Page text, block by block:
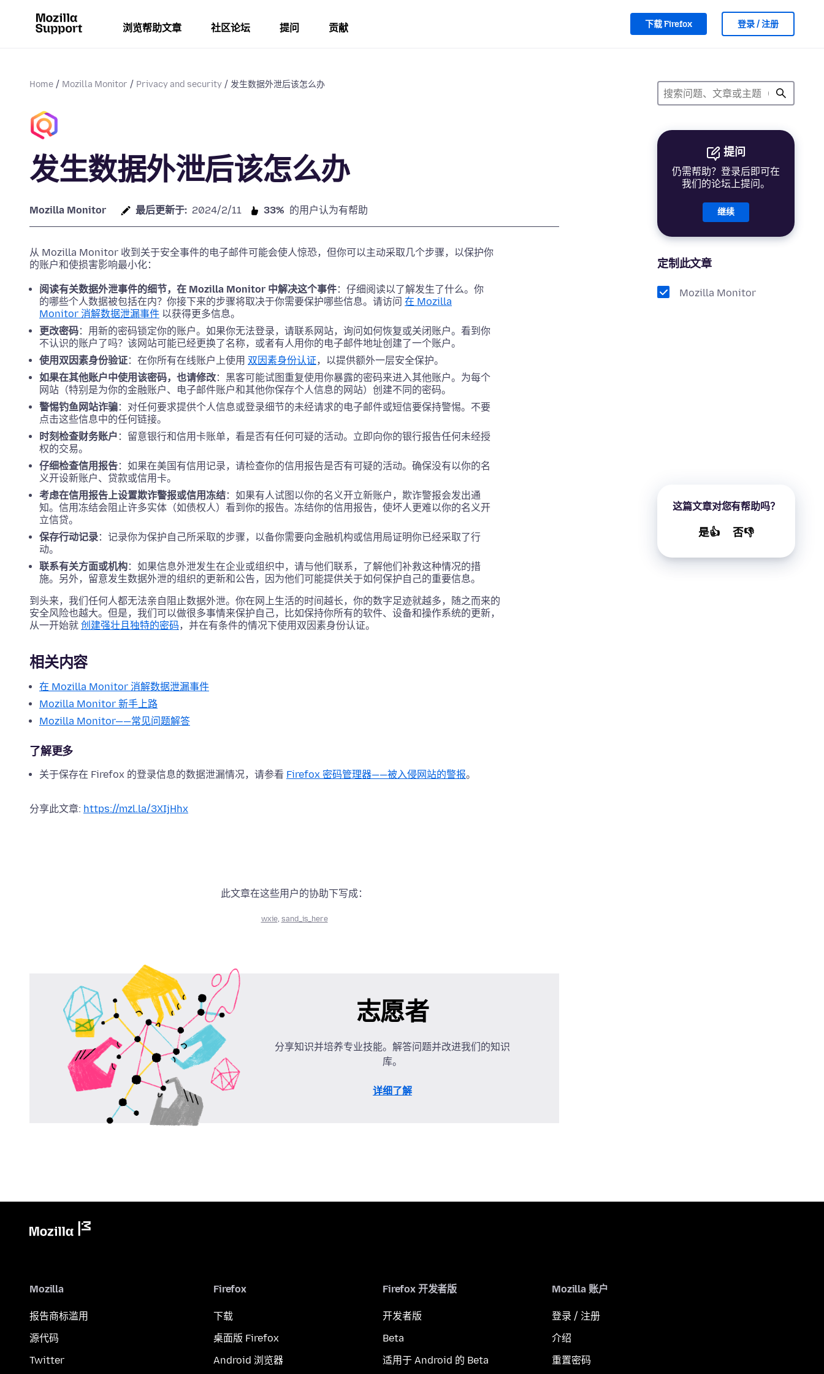
浏览帮助文章 社区论坛 提问 贡献 下载 Firefox 登录 / 注册
Home Mozilla Monitor Privacy and security 发生数据外泄后该怎么办
提问
仍需帮助？登录后即可在
我们的论坛上提问。
继续
定制此文章
Mozilla Monitor
这篇文章对您有帮助吗？
是👍 否👎
发生数据外泄后该怎么办
Mozilla Monitor 最后更新于: 2024/2/11 33% 的用户认为有帮助
从 Mozilla Monitor 收到关于安全事件的电子邮件可能会使人惊恐，但你可以主动采取几个步骤，以保护你
的账户和使损害影响最小化：
阅读有关数据外泄事件的细节，在 Mozilla Monitor 中解决这个事件：仔细阅读以了解发生了什么。你
的哪些个人数据被包括在内？你接下来的步骤将取决于你需要保护哪些信息。请访问 在 Mozilla
Monitor 消解数据泄漏事件 以获得更多信息。
更改密码：用新的密码锁定你的账户。如果你无法登录，请联系网站，询问如何恢复或关闭账户。看到你
不认识的账户了吗？该网站可能已经更换了名称，或者有人用你的电子邮件地址创建了一个账户。
使用双因素身份验证：在你所有在线账户上使用 双因素身份认证，以提供额外一层安全保护。
如果在其他账户中使用该密码，也请修改：黑客可能试图重复使用你暴露的密码来进入其他账户。为每个
网站（特别是为你的金融账户、电子邮件账户和其他你保存个人信息的网站）创建不同的密码。
警惕钓鱼网站诈骗：对任何要求提供个人信息或登录细节的未经请求的电子邮件或短信要保持警惕。不要
点击这些信息中的任何链接。
时刻检查财务账户 ：留意银行和信用卡账单，看是否有任何可疑的活动。立即向你的银行报告任何未经授
权的交易。
仔细检查信用报告：如果在美国有信用记录，请检查你的信用报告是否有可疑的活动。确保没有以你的名
义开设新账户、贷款或信用卡。
考虑在信用报告上设置欺诈警报或信用冻结：如果有人试图以你的名义开立新账户，欺诈警报会发出通
知。信用冻结会阻止许多实体（如债权人）看到你的报告。冻结你的信用报告，使坏人更难以你的名义开
立信贷。
保存行动记录：记录你为保护自己所采取的步骤，以备你需要向金融机构或信用局证明你已经采取了行
动。
联系有关方面或机构：如果信息外泄发生在企业或组织中，请与他们联系，了解他们补救这种情况的措
施。另外，留意发生数据外泄的组织的更新和公告，因为他们可能提供关于如何保护自己的重要信息。
到头来，我们任何人都无法亲自阻止数据外泄。你在网上生活的时间越长，你的数字足迹就越多，随之而来的
安全风险也越大。但是，我们可以做很多事情来保护自己，比如保持你所有的软件、设备和操作系统的更新，
从一开始就 创建强壮且独特的密码，并在有条件的情况下使用双因素身份认证。
相关内容
在 Mozilla Monitor 消解数据泄漏事件
Mozilla Monitor 新手上路
Mozilla Monitor——常见问题解答
了解更多
关于保存在 Firefox 的登录信息的数据泄漏情况，请参看 Firefox 密码管理器——被入侵网站的警报。
分享此文章: https://mzl.la/3XIjHhx
此文章在这些用户的协助下写成：
wxie, sand_is_here
志愿者
分享知识并培养专业技能。解答问题并改进我们的知识
库。
详细了解
Mozilla
报告商标滥用
源代码
Twitter
Firefox
下载
桌面版 Firefox
Android 浏览器
Firefox 开发者版
开发者版
Beta
适用于 Android 的 Beta
Mozilla 账户
登录 / 注册
介绍
重置密码